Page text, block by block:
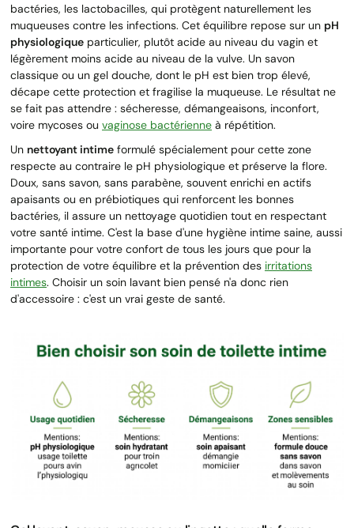
bactéries, les lactobacilles, qui protègent naturellement les
muqueuses contre les infections. Cet équilibre repose sur un pH
physiologique particulier, plutôt acide au niveau du vagin et
légèrement moins acide au niveau de la vulve. Un savon
classique ou un gel douche, dont le pH est bien trop élevé,
décape cette protection et fragilise la muqueuse. Le résultat ne
se fait pas attendre : sécheresse, démangeaisons, inconfort,
voire mycoses ou vaginose bactérienne à répétition.
Un nettoyant intime formulé spécialement pour cette zone
respecte au contraire le pH physiologique et préserve la flore.
Doux, sans savon, sans parabène, souvent enrichi en actifs
apaisants ou en prébiotiques qui renforcent les bonnes
bactéries, il assure un nettoyage quotidien tout en respectant
votre santé intime. C'est la base d'une hygiène intime saine, aussi
importante pour votre confort de tous les jours que pour la
protection de votre équilibre et la prévention des irritations
intimes. Choisir un soin lavant bien pensé n'a donc rien
d'accessoire : c'est un vrai geste de santé.